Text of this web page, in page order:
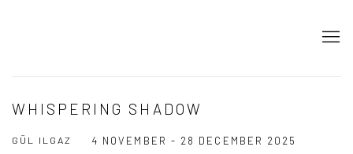
WHISPERING SHADOW
GÜL ILGAZ 4 NOVEMBER - 28 DECEMBER 2025